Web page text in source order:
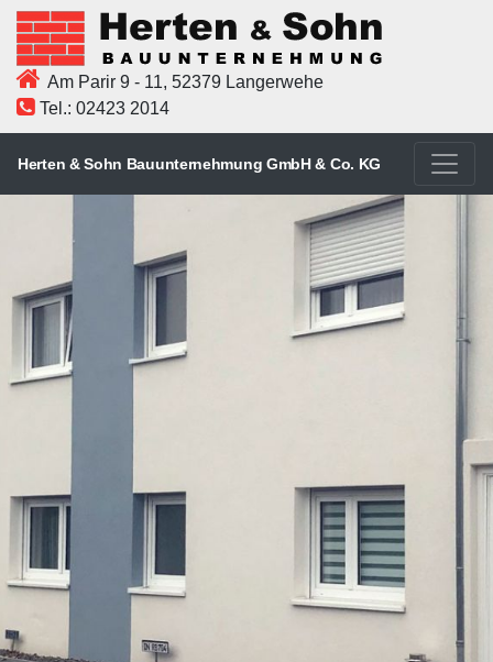
Am Parir 9 - 11, 52379 Langerwehe
Tel.: 02423 2014
Herten & Sohn Bauunternehmung GmbH & Co. KG